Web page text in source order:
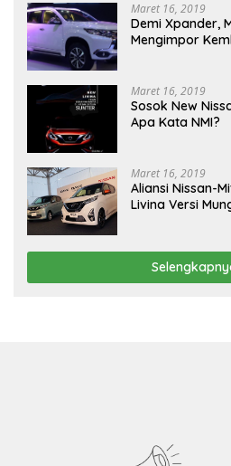
Maret 16, 2019
Demi Xpander,
Mengimpor
Maret 16, 2019
Sosok New
Apa Kata NMI?
Maret 16, 2019
Aliansi Nissan-
Livina Versi